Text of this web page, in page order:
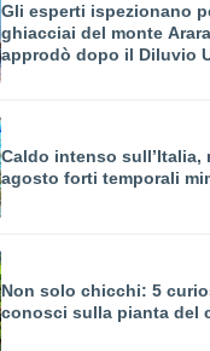
Gli esperti ispezionano
ghiacciai del monte
approdò dopo il Diluvio
Caldo intenso sull’Italia,
agosto forti temporali
Non solo chicchi: 5
conosci sulla pianta del